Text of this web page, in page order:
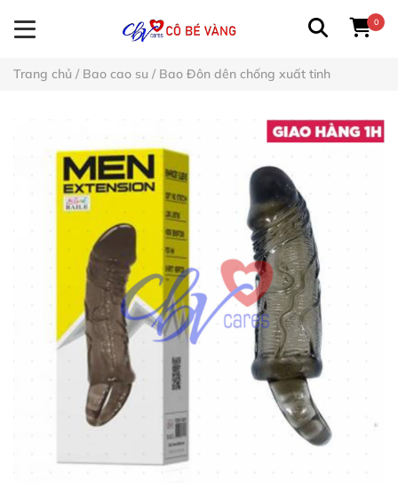
0
Trang chủ / Bao cao su / Bao Đôn dên chống xuất tinh